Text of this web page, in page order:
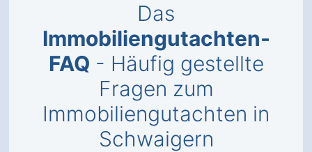
Das
Immobiliengutachten-
FAQ - Häufig gestellte
Fragen zum
Immobiliengutachten in
Schwaigern